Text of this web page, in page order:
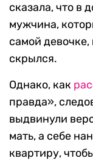
сказала, что в
мужчина,
самой девочке,
скрылся.
Однако, как
правда»,
выдвинули
мать, а себе
квартиру,